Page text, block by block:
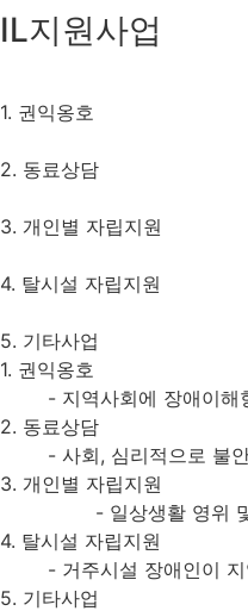
IL지원사업
1. 권익옹호
2. 동료상담
3. 개인별 자립지원
4. 탈시설 자립지원
5. 기타사업
1. 권익옹호
- 지역사회에 장애이해
2. 동료상담
- 사회, 심리적으로 불
3. 개인별 자립지원
- 일상생활 영위
4. 탈시설 자립지원
- 거주시설 장애인이
5. 기타사업